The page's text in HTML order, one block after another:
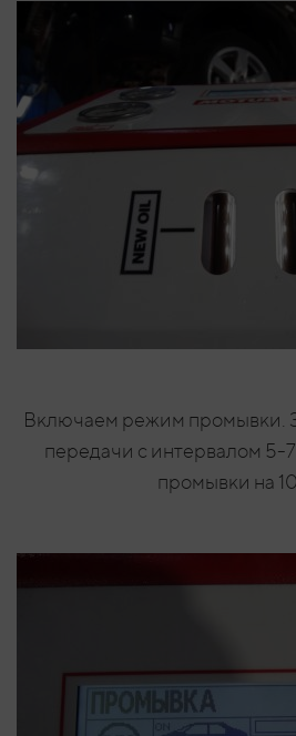
Включаем режим промывки.
передачи с интервалом 5-
промывки на